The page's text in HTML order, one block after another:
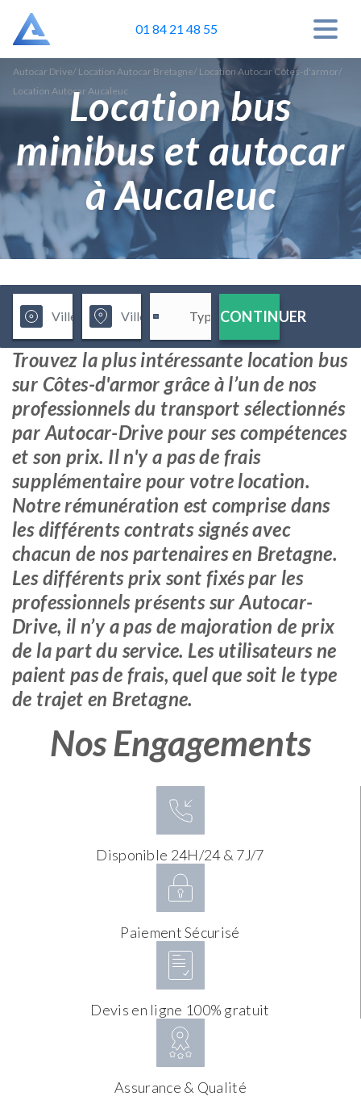
01 84 21 48 55
Autocar Drive/ Location Autocar Bretagne/ Location Autocar Côtes-d'armor/
Location Autocar AucaleucLocation bus
minibus et autocar
à Aucaleuc
CONTINUER
Trouvez la plus intéressante location bus
sur Côtes-d'armor grâce à l’un de nos
professionnels du transport sélectionnés
par Autocar-Drive pour ses compétences
et son prix. Il n'y a pas de frais
supplémentaire pour votre location.
Notre rémunération est comprise dans
les différents contrats signés avec
chacun de nos partenaires en Bretagne.
Les différents prix sont fixés par les
professionnels présents sur Autocar-
Drive, il n’y a pas de majoration de prix
de la part du service. Les utilisateurs ne
paient pas de frais, quel que soit le type
de trajet en Bretagne.
Nos Engagements
Disponible 24H/24 & 7J/7
Paiement Sécurisé
Devis en ligne 100% gratuit
Assurance & Qualité